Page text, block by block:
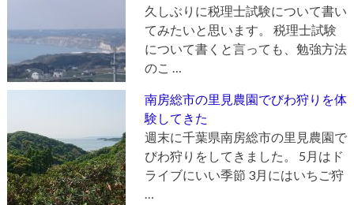
久しぶりに税理士試験について書い
てみたいと思います。 税理士試験
について書くと言っても、勉強方法
のこ …
南房総市の里見農園でびわ狩りを体
験してきた
週末に千葉県南房総市の里見農園で
びわ狩りをしてきました。 5月はド
ライブにいい季節 3月にはいちご狩
…